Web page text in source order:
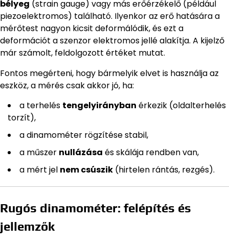
bélyeg (strain gauge) vagy más erőérzékelő (például
piezoelektromos) található. Ilyenkor az erő hatására a
mérőtest nagyon kicsit deformálódik, és ezt a
deformációt a szenzor elektromos jellé alakítja. A kijelző
már számolt, feldolgozott értéket mutat.
Fontos megérteni, hogy bármelyik elvet is használja az
eszköz, a mérés csak akkor jó, ha:
a terhelés tengelyirányban érkezik (oldalterhelés
torzít),
a dinamométer rögzítése stabil,
a műszer nullázása és skálája rendben van,
a mért jel nem csúszik (hirtelen rántás, rezgés).
Rugós dinamométer: felépítés és
jellemzők